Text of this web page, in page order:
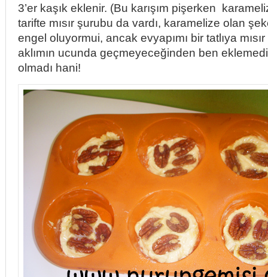
3’er kaşık eklenir. (Bu karışım pişerken
tarifte mısır şurubu da vardı, karamelize olan
engel oluyormui, ancak evyapımı bir tatlıya
aklımın ucunda geçmeyeceğinden ben
olmadı hani!